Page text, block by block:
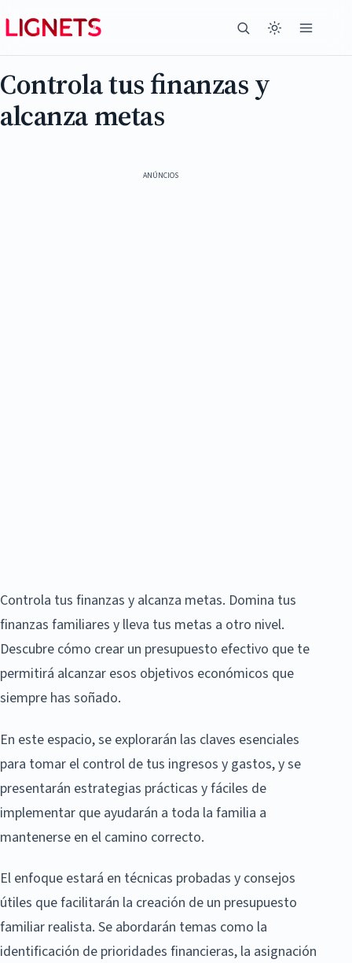
Controla tus finanzas y
alcanza metas
ANÚNCIOS
Controla tus finanzas y alcanza metas. Domina tus
finanzas familiares y lleva tus metas a otro nivel.
Descubre cómo crear un presupuesto efectivo que te
permitirá alcanzar esos objetivos económicos que
siempre has soñado.
En este espacio, se explorarán las claves esenciales
para tomar el control de tus ingresos y gastos, y se
presentarán estrategias prácticas y fáciles de
implementar que ayudarán a toda la familia a
mantenerse en el camino correcto.
El enfoque estará en técnicas probadas y consejos
útiles que facilitarán la creación de un presupuesto
familiar realista. Se abordarán temas como la
identificación de prioridades financieras, la asignación